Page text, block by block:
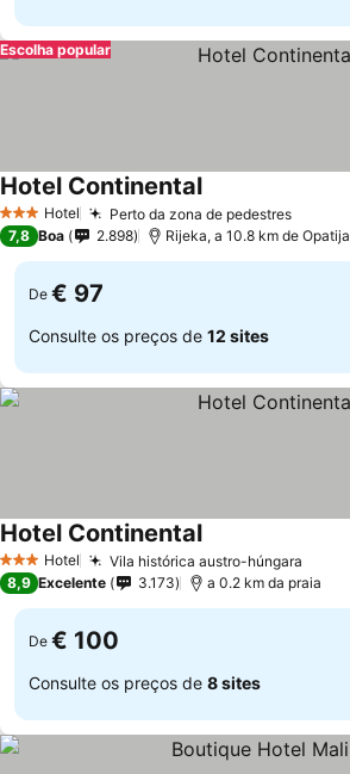
Escolha popular
3 EstrelasHotel Perto da zona de pedestres
Hotel Continental
7,8 Boa 2.898 Rijeka, a 10.8 km de Opatija
De € 97
Consulte os preços de 12 sites
3 EstrelasHotel Vila histórica austro-húngara
Hotel Continental
8,9 Excelente 3.173 a 0.2 km da praia
De € 100
Consulte os preços de 8 sites